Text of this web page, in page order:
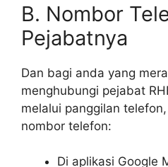
B. Nombor
Pejabatnya
Dan bagi anda yang
menghubungi pejabat
melalui panggilan
nombor telefon:
Di aplikasi Google